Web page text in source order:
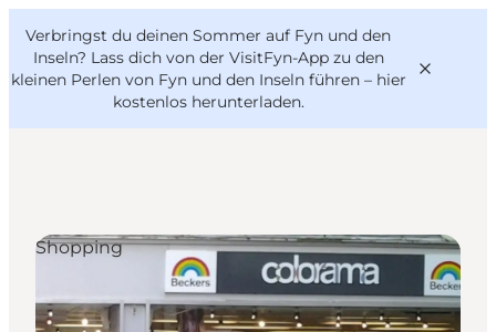
Verbringst du deinen Sommer auf Fyn und den
Inseln? Lass dich von der VisitFyn-App zu den
kleinen Perlen von Fyn und den Inseln führen – hier
kostenlos herunterladen.
Reise Ideen
Outdoor & bike
Essen & trinken
VisitFyn
Deutsch
Shopping